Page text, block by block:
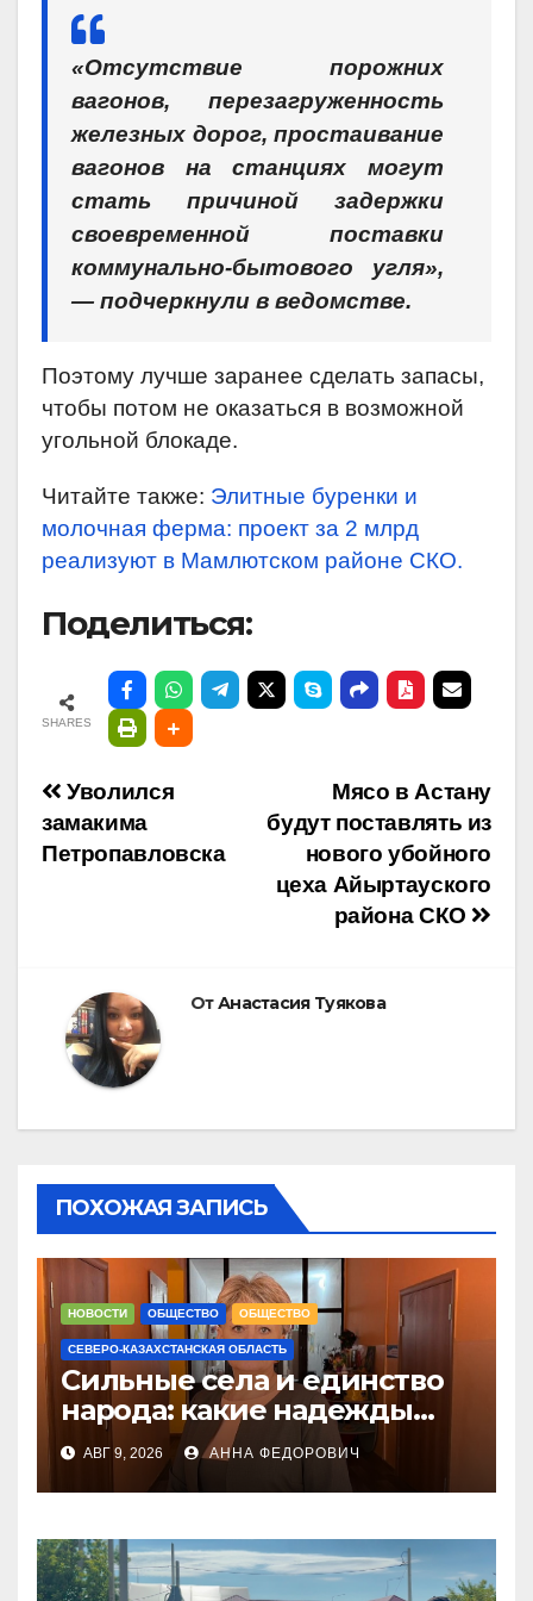
«Отсутствие порожних
вагонов, перезагруженность
железных дорог, простаивание
вагонов на станциях могут
стать причиной задержки
своевременной поставки
коммунально-бытового угля»,
— подчеркнули в ведомстве.
Поэтому лучше заранее сделать запасы,
чтобы потом не оказаться в возможной
угольной блокаде.
Читайте также: Элитные буренки и
молочная ферма: проект за 2 млрд
реализуют в Мамлютском районе СКО.
Поделиться:
SHARES
Навигация
по
Мясо в Астану
будут поставлять из
нового убойного
цеха Айыртауского
района СКО
Уволился
замакима
Петропавловска
ОтАнастасия Туякова
ПОХОЖАЯ ЗАПИСЬ
НОВОСТИ ОБЩЕСТВО ОБЩЕСТВО
СЕВЕРО-КАЗАХСТАНСКАЯ ОБЛАСТЬ
Сильные села и единство
народа: какие надежды
связывают с новым
Курултаем жители СКО
АВГ 9, 2026 АННА ФЕДОРОВИЧ